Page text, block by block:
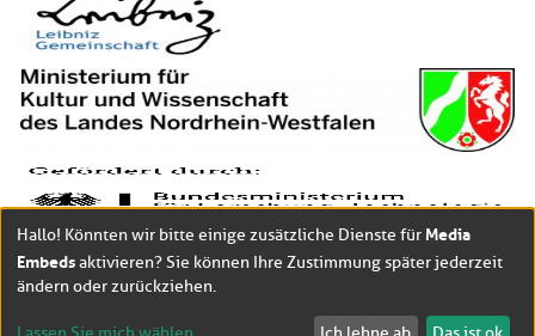
Hallo! Könnten wir bitte einige zusätzliche Dienste für Media
Embedsaktivieren? Sie können Ihre Zustimmung später jederzeit
ändern oder zurückziehen.